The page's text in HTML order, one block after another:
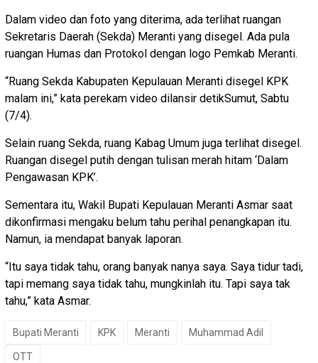
Dalam video dan foto yang diterima, ada terlihat ruangan
Sekretaris Daerah (Sekda) Meranti yang disegel. Ada pula
ruangan Humas dan Protokol dengan logo Pemkab Meranti.
“Ruang Sekda Kabupaten Kepulauan Meranti disegel KPK
malam ini,” kata perekam video dilansir detikSumut, Sabtu
(7/4).
Selain ruang Sekda, ruang Kabag Umum juga terlihat disegel.
Ruangan disegel putih dengan tulisan merah hitam ‘Dalam
Pengawasan KPK’.
Sementara itu, Wakil Bupati Kepulauan Meranti Asmar saat
dikonfirmasi mengaku belum tahu perihal penangkapan itu.
Namun, ia mendapat banyak laporan.
“Itu saya tidak tahu, orang banyak nanya saya. Saya tidur tadi,
tapi memang saya tidak tahu, mungkinlah itu. Tapi saya tak
tahu,” kata Asmar.
Bupati Meranti KPK Meranti Muhammad Adil
OTT